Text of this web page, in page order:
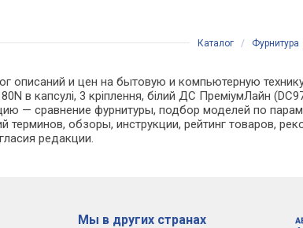
Каталог / Фурнитура
описаний и цен на бытовую и компьютерную
в капсулі, 3 кріплення, білий ДС ПреміумЛайн
— сравнение фурнитуры, подбор моделей по
терминов, обзоры, инструкции, рейтинг товаров,
редакции.
Мы в других странах